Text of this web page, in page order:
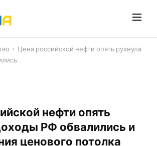
› Цена российской нефти опять рухнула:
нефти опять
РФ обвалились и
ценового потолка